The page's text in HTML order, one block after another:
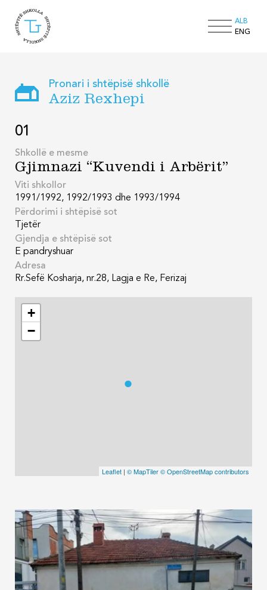
ALB
ENG
Pronari i shtëpisë shkollë
Aziz Rexhepi
01
Shkollë e mesme
Gjimnazi “Kuvendi i Arbërit”
Viti shkollor
1991/1992, 1992/1993 dhe 1993/1994
Përdorimi i shtëpisë sot
Tjetër
Gjendja e shtëpisë sot
E pandryshuar
Adresa
Rr.Sefë Kosharja, nr.28, Lagja e Re, Ferizaj
+
−
Leaflet | © MapTiler© OpenStreetMap contributors